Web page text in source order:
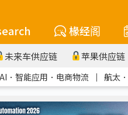
椽经阁
未来车供应链 苹果供应链
AI．智能应用．电商物流 ｜ 航太